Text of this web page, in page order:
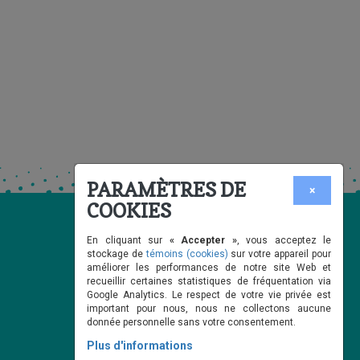
×
PARAMÈTRES DE
COOKIES
En cliquant sur « Accepter », vous acceptez le
stockage detémoins (cookies) sur votre appareil pour
améliorer les performances de notre site Web et
recueillir certaines statistiques de fréquentation via
Google Analytics. Le respect de votre vie privée est
important pour nous, nous ne collectons aucune
donnée personnelle sans votre consentement.
Plus d'informations